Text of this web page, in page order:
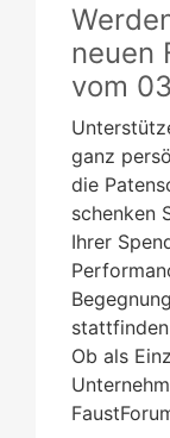
neuen
vom
ganz
die
schenken
Ihrer
Ob als